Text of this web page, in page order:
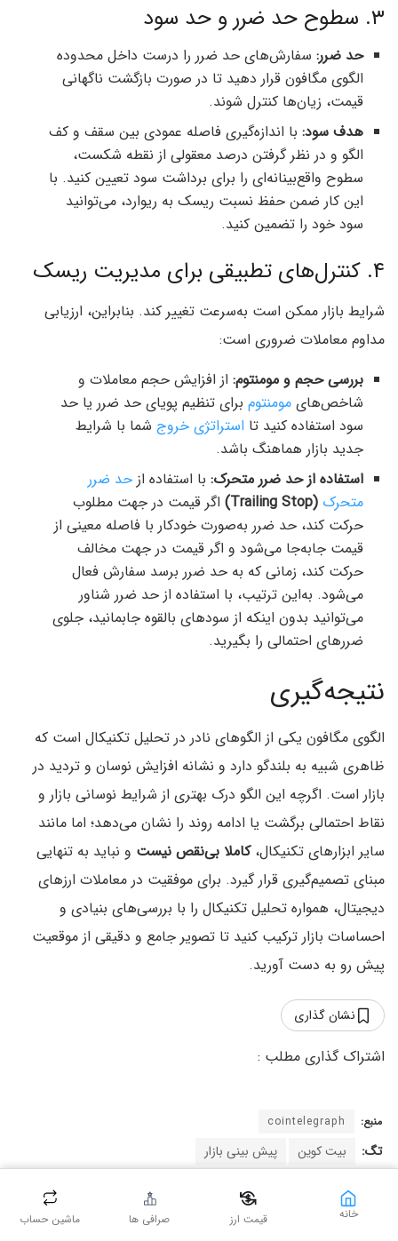
۳. سطوح حد ضرر و حد سود
حد ضرر: سفارش‌های حد ضرر را درست داخل محدوده
الگوی مگافون قرار دهید تا در صورت بازگشت ناگهانی
قیمت، زیان‌ها کنترل‌ شوند.
هدف سود: با اندازه‌گیری فاصله عمودی بین سقف و کف
الگو و در نظر گرفتن درصد معقولی از نقطه شکست،
سطوح واقع‌بینانه‌ای را برای برداشت سود تعیین کنید. با
این کار ضمن حفظ نسبت ریسک به ریوارد، می‌توانید
سود خود را تضمین کنید.
۴. کنترل‌های تطبیقی برای مدیریت ریسک
شرایط بازار ممکن است به‌سرعت تغییر کند. بنابراین، ارزیابی
مداوم معاملات ضروری است:
بررسی حجم و مومنتوم: از افزایش حجم معاملات و
شاخص‌های مومنتوم برای تنظیم پویای حد ضرر یا حد
سود استفاده کنید تا استراتژی خروج شما با شرایط
جدید بازار هماهنگ باشد.
استفاده از حد ضرر متحرک: با استفاده از حد ضرر
متحرک (Trailing Stop)
اگر قیمت در جهت مطلوب
حرکت کند، حد ضرر به‌صورت خودکار با فاصله معینی از
قیمت جابه‌جا می‌شود و اگر قیمت در جهت مخالف
حرکت کند، زمانی که به حد ضرر برسد سفارش فعال
می‌شود. به‌این ترتیب، با استفاده از حد ضرر شناور
می‌توانید بدون اینکه از سودهای بالقوه جابمانید، جلوی
ضررهای احتمالی را بگیرید.
نتیجه‌گیری
الگوی مگافون یکی از الگوهای نادر در تحلیل تکنیکال است که
ظاهری شبیه به بلندگو دارد و نشانه افزایش نوسان و تردید در
بازار است. اگرچه این الگو درک بهتری از شرایط نوسانی بازار و
نقاط احتمالی برگشت یا ادامه روند را نشان می‌دهد؛ اما مانند
سایر ابزارهای تکنیکال،کاملا بی‌نقص نیست و نباید به تنهایی
مبنای تصمیم‌گیری قرار گیرد. برای موفقیت در معاملات ارزهای
دیجیتال، همواره تحلیل تکنیکال را با بررسی‌های بنیادی و
احساسات بازار ترکیب کنید تا تصویر جامع و دقیقی از موقعیت
پیش‌ رو به دست آورید.
نشان گذاری
منبع: cointelegraph
تگ: بیت کوین پیش بینی بازار
خانه قیمت ارز صرافی ها ماشین حساب